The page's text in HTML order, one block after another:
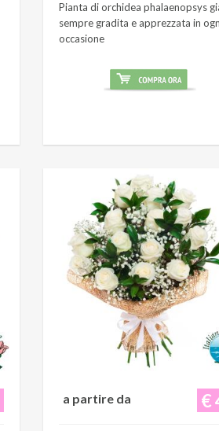
Pianta di orchidea phalaenopsys
sempre gradita e apprezzata in
occasione
€
a partire da